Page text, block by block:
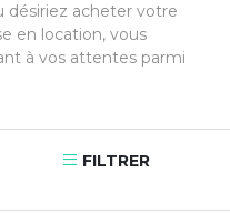
désiriez acheter votre
en location, vous
à vos attentes parmi
FILTRER